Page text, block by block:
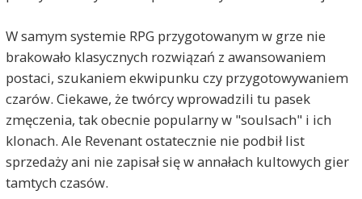
W samym systemie RPG przygotowanym w grze nie
brakowało klasycznych rozwiązań z awansowaniem
postaci, szukaniem ekwipunku czy przygotowywaniem
czarów. Ciekawe, że twórcy wprowadzili tu pasek
zmęczenia, tak obecnie popularny w "soulsach" i ich
klonach. Ale Revenant ostatecznie nie podbił list
sprzedaży ani nie zapisał się w annałach kultowych gier
tamtych czasów.